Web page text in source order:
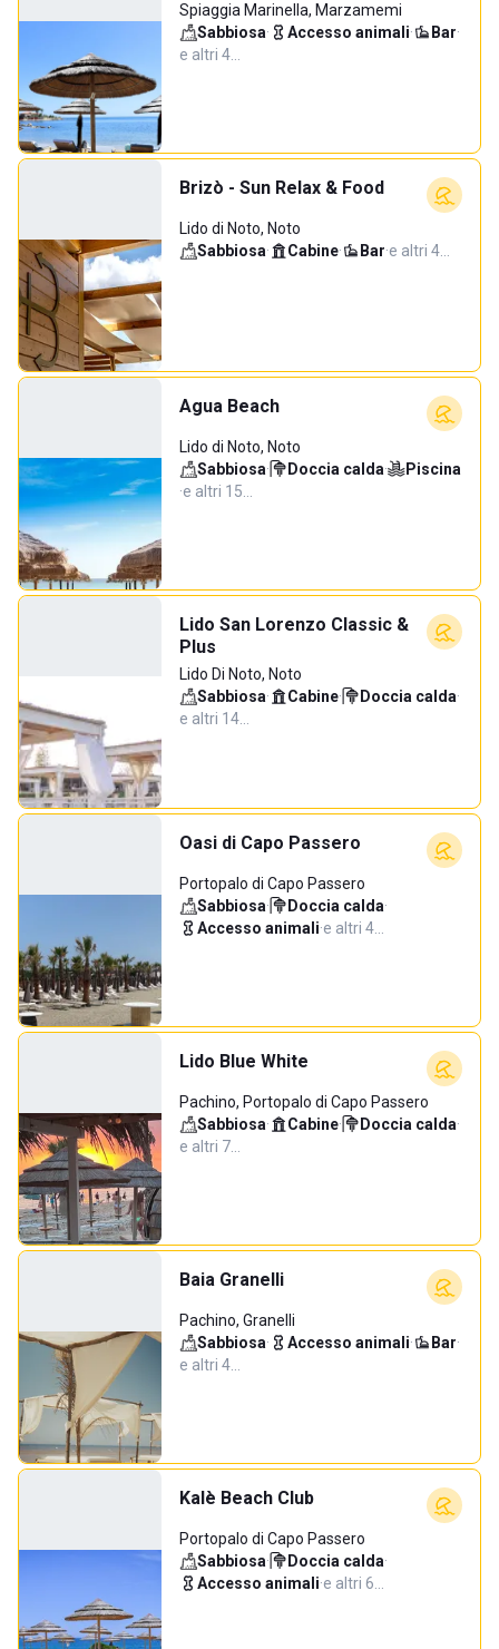
Spiaggia Marinella, Marzamemi
Sabbiosa· Accesso animali· Bar·
e altri 4…
Brizò - Sun Relax & Food
Lido di Noto, Noto
Sabbiosa· Cabine· Bar·e altri 4…
Agua Beach
Lido di Noto, Noto
Sabbiosa· Doccia calda·
Piscina
·e altri 15…
Lido San Lorenzo Classic &
Plus
Lido Di Noto, Noto
Sabbiosa· Cabine· Doccia calda·
e altri 14…
Oasi di Capo Passero
Portopalo di Capo Passero
Sabbiosa· Doccia calda·
Accesso animali·e altri 4…
Lido Blue White
Pachino, Portopalo di Capo Passero
Sabbiosa· Cabine· Doccia calda·
e altri 7…
Baia Granelli
Pachino, Granelli
Sabbiosa· Accesso animali· Bar·
e altri 4…
Kalè Beach Club
Portopalo di Capo Passero
Sabbiosa· Doccia calda·
Accesso animali·e altri 6…